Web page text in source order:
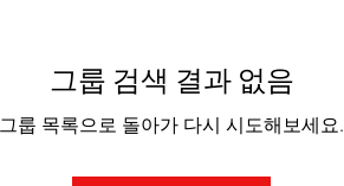
그룹 검색 결과 없음
그룹 목록으로 돌아가 다시 시도해보세요.